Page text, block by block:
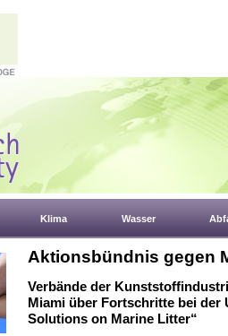
Klima Wasser
Aktionsbündnis gegen
Verbände der
Miami über Fortschritte bei
Solutions on Marine Litter“